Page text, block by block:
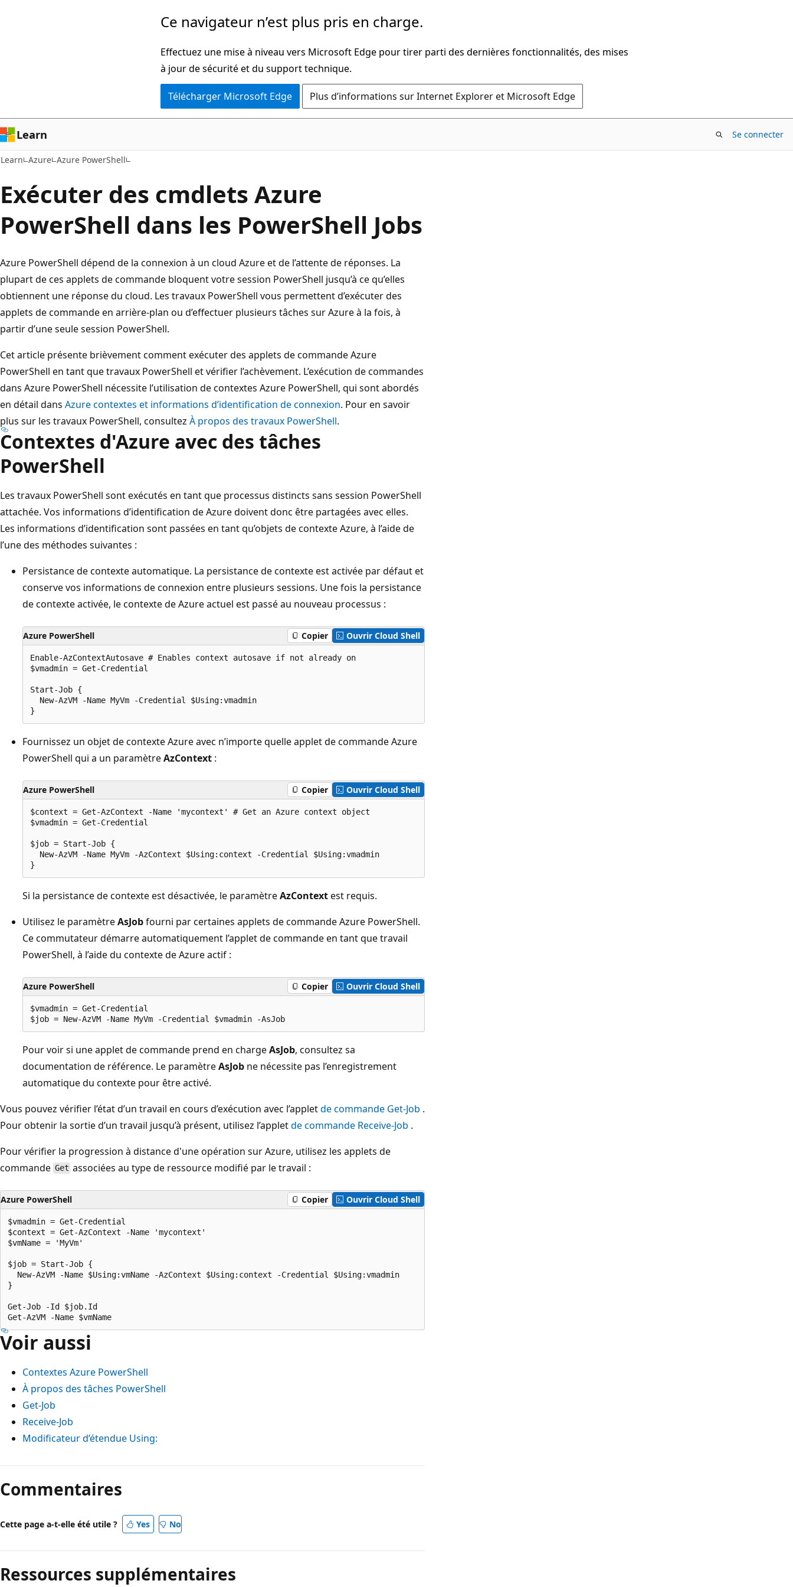
Ce navigateur n’est plus pris en charge.
Effectuez une mise à niveau vers Microsoft Edge pour tirer parti des dernières fonctionnalités, des mises
à jour de sécurité et du support technique.
Télécharger Microsoft Edge Plus d’informations sur Internet Explorer et Microsoft Edge
Learn Se connecter
Learn Azure Azure PowerShell
Exécuter des cmdlets Azure
PowerShell dans les PowerShell Jobs
Azure PowerShell dépend de la connexion à un cloud Azure et de l’attente de réponses. La
plupart de ces applets de commande bloquent votre session PowerShell jusqu’à ce qu’elles
obtiennent une réponse du cloud. Les travaux PowerShell vous permettent d’exécuter des
applets de commande en arrière-plan ou d’effectuer plusieurs tâches sur Azure à la fois, à
partir d’une seule session PowerShell.
Cet article présente brièvement comment exécuter des applets de commande Azure
PowerShell en tant que travaux PowerShell et vérifier l’achèvement. L’exécution de commandes
dans Azure PowerShell nécessite l’utilisation de contextes Azure PowerShell, qui sont abordés
en détail dans Azure contextes et informations d’identification de connexion. Pour en savoir
plus sur les travaux PowerShell, consultez À propos des travaux PowerShell.
Contextes d'Azure avec des tâches
PowerShell
Les travaux PowerShell sont exécutés en tant que processus distincts sans session PowerShell
attachée. Vos informations d’identification de Azure doivent donc être partagées avec elles.
Les informations d’identification sont passées en tant qu’objets de contexte Azure, à l’aide de
l’une des méthodes suivantes :
Persistance de contexte automatique. La persistance de contexte est activée par défaut et
conserve vos informations de connexion entre plusieurs sessions. Une fois la persistance
de contexte activée, le contexte de Azure actuel est passé au nouveau processus :
Azure PowerShell Copier Ouvrir Cloud Shell
Enable-AzContextAutosave # Enables context autosave if not already on
$vmadmin = Get-Credential
Start-Job {
  New-AzVM -Name MyVm -Credential $Using:vmadmin
Fournissez un objet de contexte Azure avec n’importe quelle applet de commande Azure
PowerShell qui a un paramètreAzContext :
Azure PowerShell Copier Ouvrir Cloud Shell
$context = Get-AzContext -Name 'mycontext' # Get an Azure context object
$vmadmin = Get-Credential
$job = Start-Job {
  New-AzVM -Name MyVm -AzContext $Using:context -Credential $Using:vmadmin
Si la persistance de contexte est désactivée, le paramètreAzContextest requis.
Utilisez le paramètreAsJobfourni par certaines applets de commande Azure PowerShell.
Ce commutateur démarre automatiquement l’applet de commande en tant que travail
PowerShell, à l’aide du contexte de Azure actif :
Azure PowerShell Copier Ouvrir Cloud Shell
$vmadmin = Get-Credential
Pour voir si une applet de commande prend en chargeAsJob, consultez sa
documentation de référence. Le paramètreAsJob ne nécessite pas l’enregistrement
automatique du contexte pour être activé.
Vous pouvez vérifier l’état d’un travail en cours d’exécution avec l’appletde commande Get-Job .
Pour obtenir la sortie d’un travail jusqu’à présent, utilisez l’appletde commande Receive-Job .
Pour vérifier la progression à distance d'une opération sur Azure, utilisez les applets de
commande Get associées au type de ressource modifié par le travail :
Azure PowerShell Copier Ouvrir Cloud Shell
$vmadmin = Get-Credential
$context = Get-AzContext -Name 'mycontext'
$vmName = 'MyVm'
$job = Start-Job {
  New-AzVM -Name $Using:vmName -AzContext $Using:context -Credential $Using:vmadmin
}
Get-Job -Id $job.Id
Voir aussi
Contextes Azure PowerShell
À propos des tâches PowerShell
Get-Job
Receive-Job
Modificateur d’étendue Using:
Commentaires
Cette page a-t-elle été utile ? Yes No
Ressources supplémentaires